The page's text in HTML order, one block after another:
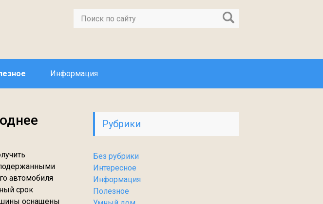
Информация
автомобиля
срок
оснащены
Рубрики
Без рубрики
Интересное
Информация
Полезное